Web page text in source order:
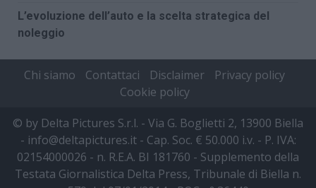
L’evoluzione dell’auto e la scelta strategica del
noleggio
Chi siamo Contattaci Disclaimer
Privacy policy
Cookie policy
© by Delta Pictures S.r.l. - Via G. Boglietti 2, 13900 Biella
- info@deltapictures.it - Cap. Soc. € 50.000 i.v. - P. IVA:
02154000026 - n. R.E.A. BI 181760 - Supplemento della
Testata Giornalistica Delta Press, Tribunale di Biella n.